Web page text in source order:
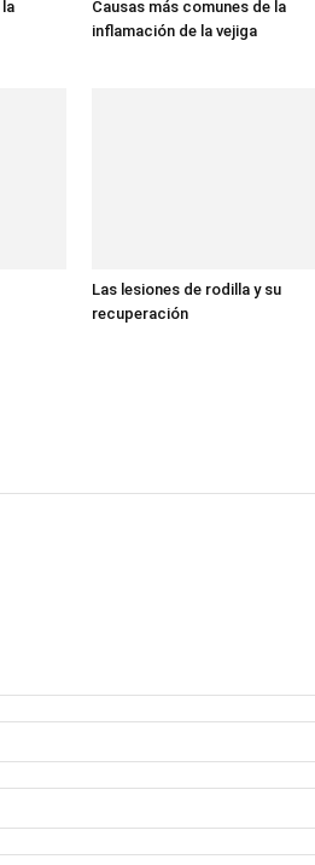
Causas más comunes de la
inflamación de la vejiga
Las lesiones de rodilla y su
recuperación